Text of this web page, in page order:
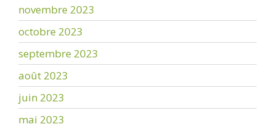
novembre 2023
octobre 2023
septembre 2023
août 2023
juin 2023
mai 2023